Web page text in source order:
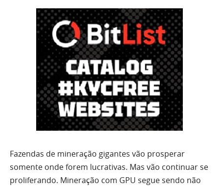
Fazendas de mineração gigantes vão prosperar
somente onde forem lucrativas. Mas vão continuar se
proliferando. Mineração com GPU segue sendo não